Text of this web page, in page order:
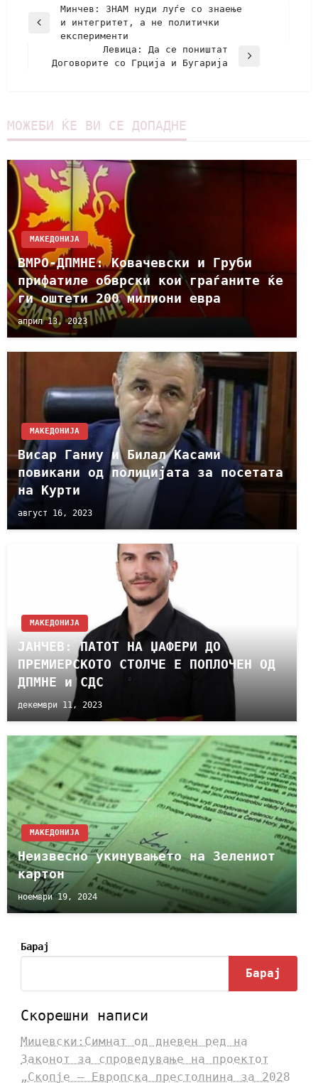
Минчев: ЗНАМ нуди луѓе со знаење
и интегритет, а не политички
експерименти
Левица: Да се поништат
Договорите со Грција и Бугарија
МОЖЕБИ ЌЕ ВИ СЕ ДОПАДНЕ
МАКЕДОНИЈА
ВМРО-ДПМНЕ: Ковачевски и Груби
прифатиле обврски кои граѓаните ќе
ги оштети 200 милиони евра
април 13, 2023
МАКЕДОНИЈА
Висар Ганиу и Билал Касами
повикани од полицијата за посетата
на Курти
август 16, 2023
МАКЕДОНИЈА
ЈАНЧЕВ: ПАТОТ НА ЏАФЕРИ ДО
ПРЕМИЕРСКОТО СТОЛЧЕ Е ПОПЛОЧЕН ОД
ДПМНЕ и СДС
декември 11, 2023
МАКЕДОНИЈА
Неизвесно укинувањето на Зелениот
картон
ноември 19, 2024
Барај
Барај
Скорешни написи
Мицевски:Симнат од дневен ред на
Законот за спроведување на проектот
„Скопје – Европска престолнина за 2028